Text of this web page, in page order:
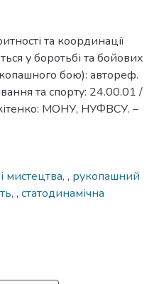
та координації
у боротьбі та бойових
бою): автореф.
та спорту: 24.00.01 /
МОНУ, НУФВСУ. –
мистецтва, , рукопашний
, статодинамічна